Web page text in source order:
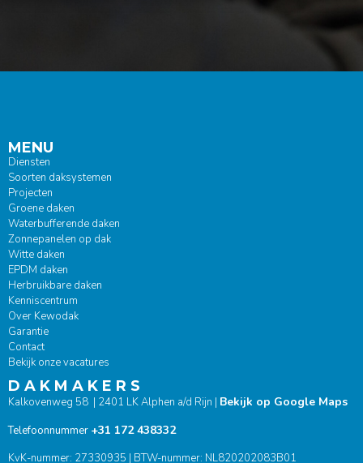
MENU
Diensten
Soorten daksystemen
Projecten
Groene daken
Waterbufferende daken
Zonnepanelen op dak
Witte daken
EPDM daken
Herbruikbare daken
Kenniscentrum
Over Kewodak
Garantie
Contact
Bekijk onze vacatures
D A K M A K E R S
Kalkovenweg 58 | 2401 LK Alphen a/d Rijn | Bekijk op Google Maps
Telefoonnummer +31 172 438332
KvK-nummer: 27330935 | BTW-nummer: NL820202083B01